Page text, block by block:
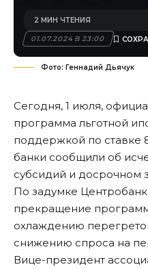
01.07.2024 В 23:00
2 МИН ЧТЕНИЯ
Фото: Геннадий Дьячук
Сегодня, 1 июля,
программа льготной
поддержкой по ставке
банки сообщили об
субсидий и
По задумке
прекращение
охлаждению
снижению спроса на
Вице-президент